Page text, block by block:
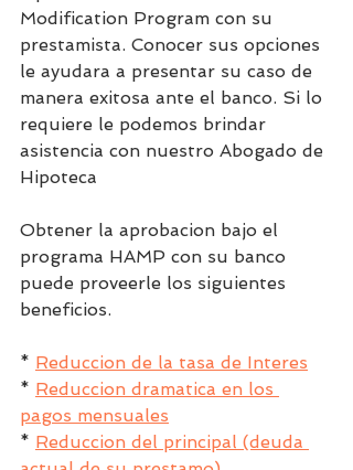
Modification Program con su
prestamista. Conocer sus opciones
le ayudara a presentar su caso de
manera exitosa ante el banco. Si lo
requiere le podemos brindar
asistencia con nuestro Abogado de
Hipoteca
Obtener la aprobacion bajo el
programa HAMP con su banco
puede proveerle los siguientes
beneficios.
* Reduccion de la tasa de Interes
* Reduccion dramatica en los
pagos mensuales
* Reduccion del principal (deuda